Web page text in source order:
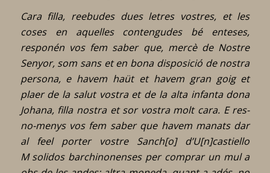
Cara filla, reebudes dues letres vostres, et les
coses en aquelles contengudes bé enteses,
responén vos fem saber que, mercè de Nostre
Senyor, som sans et en bona disposició de nostra
persona, e havem haüt et havem gran goig et
plaer de la salut vostra et de la alta infanta dona
Johana, filla nostra et sor vostra molt cara. E res-
no-menys vos fem saber que havem manats dar
al feel porter vostre Sanch[o] d’U[n]castiello
M solidos barchinonenses per comprar un mul a